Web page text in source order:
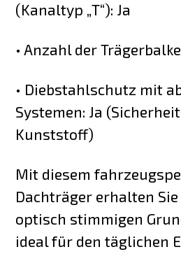
(Kanaltyp „T“): Ja
• Anzahl der
• Diebstahlschutz mit
Systemen: Ja
Kunststoff)
Mit diesem
Dachträger erhalten
optisch stimmigen
ideal für den täglichen